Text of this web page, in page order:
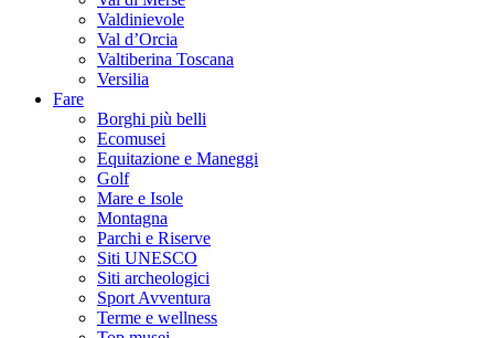
Valdinievole
Val d’Orcia
Valtiberina Toscana
Versilia
Fare
Borghi più belli
Ecomusei
Equitazione e Maneggi
Golf
Mare e Isole
Montagna
Parchi e Riserve
Siti UNESCO
Siti archeologici
Sport Avventura
Terme e wellness